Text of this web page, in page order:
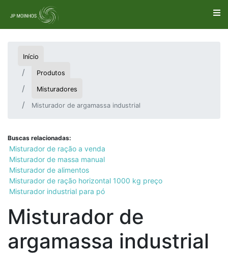
Início
Produtos
Misturadores
Misturador de argamassa industrial
Buscas relacionadas:
Misturador de ração a venda
Misturador de massa manual
Misturador de alimentos
Misturador de ração horizontal 1000 kg preço
Misturador industrial para pó
Misturador de
argamassa industrial